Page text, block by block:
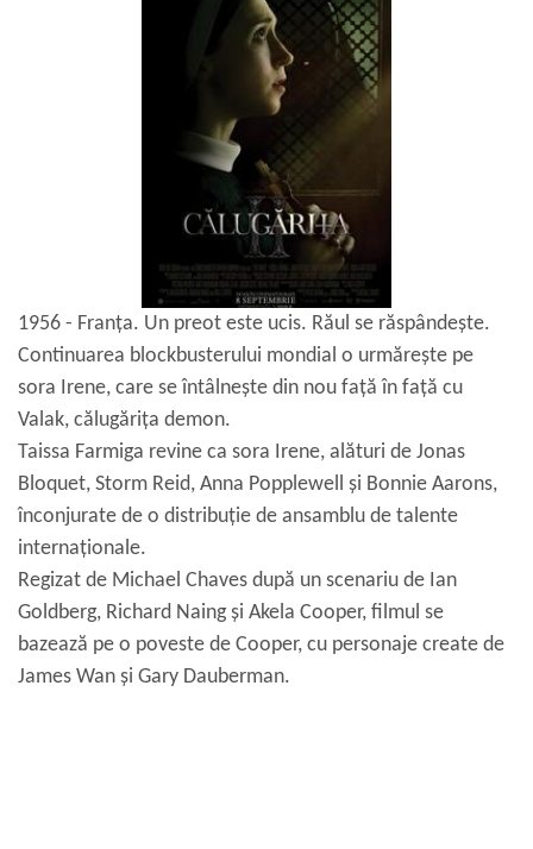
1956 - Franța. Un preot este ucis. Răul se răspândește.
Continuarea blockbusterului mondial o urmărește pe
sora Irene, care se întâlnește din nou față în față cu
Valak, călugărița demon.
Taissa Farmiga revine ca sora Irene, alături de Jonas
Bloquet, Storm Reid, Anna Popplewell și Bonnie Aarons,
înconjurate de o distribuție de ansamblu de talente
internaționale.
Regizat de Michael Chaves după un scenariu de Ian
Goldberg, Richard Naing și Akela Cooper, filmul se
bazează pe o poveste de Cooper, cu personaje create de
James Wan și Gary Dauberman.